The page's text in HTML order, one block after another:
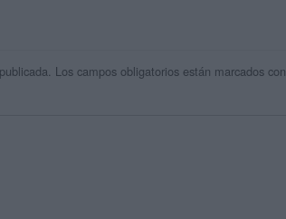
Los campos obligatorios están marcados con